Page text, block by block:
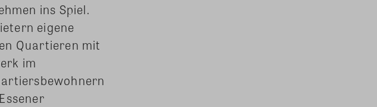
ins Spiel.
eigene
Quartieren mit
im